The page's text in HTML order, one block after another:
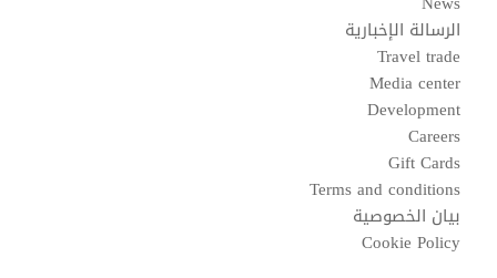
الرسالة الإخبارية
Travel trade
Media center
Development
Careers
Gift Cards
Terms and conditions
بيان الخصوصية
Cookie Policy